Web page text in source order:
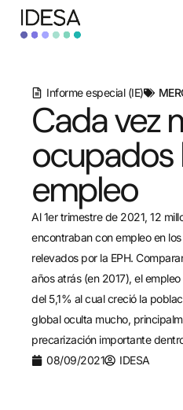
Informe especial (IE)
Cada vez
ocupados
empleo
Al 1er trimestre de 2021, 12
encontraban con empleo en
relevados por la EPH.
años atrás (en 2017), el
del 5,1% al cual creció la
global oculta mucho,
precarización importante
08/09/2021
IDESA